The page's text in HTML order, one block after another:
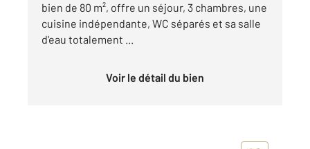
bien de 80 m², offre un séjour, 3 chambres, une
cuisine indépendante, WC séparés et sa salle
d'eau totalement ...
Voir le détail du bien